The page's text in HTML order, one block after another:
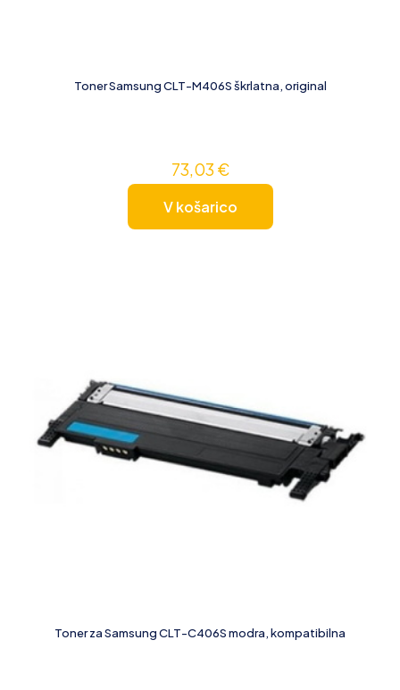
Toner Samsung CLT-M406S škrlatna, original
73,03 €
V košarico
Toner za Samsung CLT-C406S modra, kompatibilna